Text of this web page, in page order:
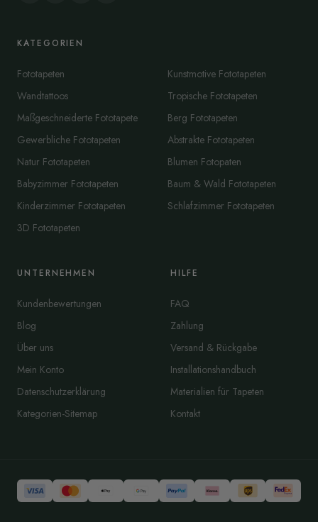
KATEGORIEN
Fototapeten
Wandtattoos
Maßgeschneiderte Fototapete
Gewerbliche Fototapeten
Natur Fototapeten
Babyzimmer Fototapeten
Kinderzimmer Fototapeten
3D Fototapeten
Kunstmotive Fototapeten
Tropische Fototapeten
Berg Fototapeten
Abstrakte Fototapeten
Blumen Fotopaten
Baum & Wald Fototapeten
Schlafzimmer Fototapeten
UNTERNEHMEN
Kundenbewertungen
Blog
Über uns
Mein Konto
Datenschutzerklärung
Kategorien-Sitemap
HILFE
FAQ
Zahlung
Versand & Rückgabe
Installationshandbuch
Materialien für Tapeten
Kontakt